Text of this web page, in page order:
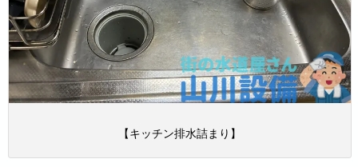
【キッチン排水詰まり】